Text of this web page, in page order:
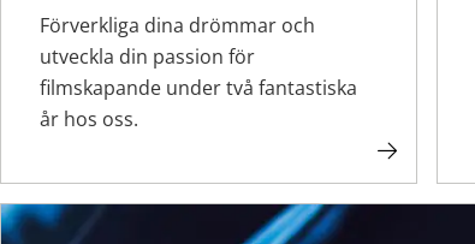
Förverkliga dina drömmar och
utveckla din passion för
filmskapande under två fantastiska
år hos oss.